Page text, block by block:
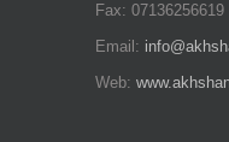
Fax: 07136256619
Email:
Web: